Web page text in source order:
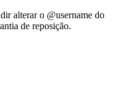
alterar o @username do
de reposição.